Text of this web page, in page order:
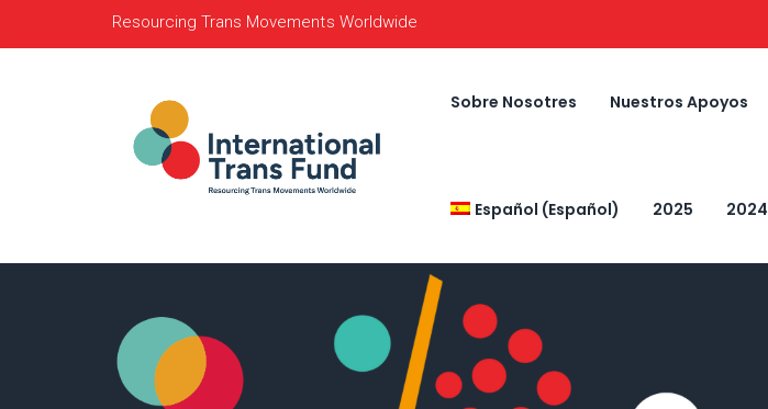
Resourcing Trans Movements Worldwide
Sobre Nosotres Nuestros Apoyos
Español (Español) 2025 2024